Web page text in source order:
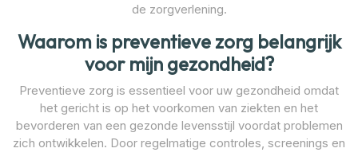
de zorgverlening.
Waarom is preventieve zorg belangrijk
voor mijn gezondheid?
Preventieve zorg is essentieel voor uw gezondheid omdat
het gericht is op het voorkomen van ziekten en het
bevorderen van een gezonde levensstijl voordat problemen
zich ontwikkelen. Door regelmatige controles, screenings en